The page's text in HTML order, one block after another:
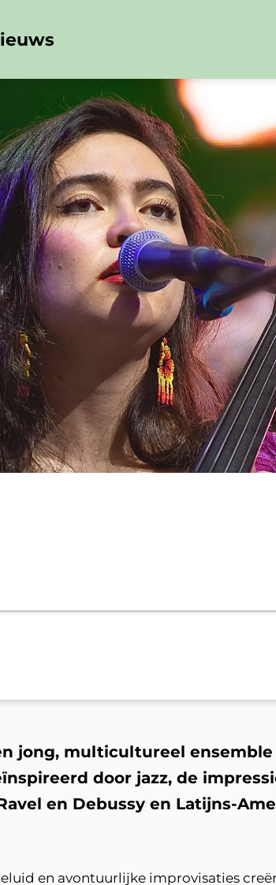
jong, multicultureel
door jazz, de
en Debussy en Latijns-
en avontuurlijke improvisaties